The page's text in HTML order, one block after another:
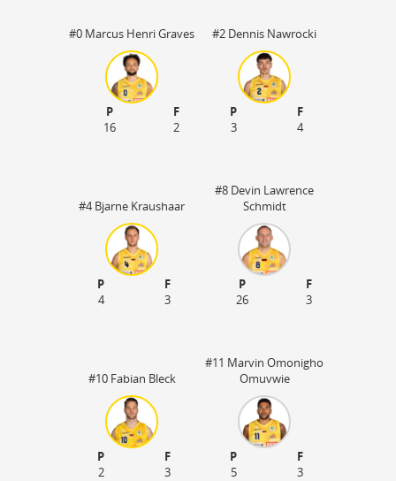
#0 Marcus Henri Graves
P
F
16
2
#2 Dennis Nawrocki
P
F
3
4
#4 Bjarne Kraushaar
P
F
4
3
#8 Devin Lawrence
Schmidt
P
F
26
3
#10 Fabian Bleck
P
F
2
3
#11 Marvin Omonigho
Omuvwie
P
F
5
3